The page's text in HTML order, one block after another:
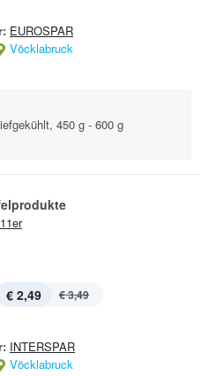
EUROSPAR
Vöcklabruck
450 g - 600 g
11er
€ 2,49 € 3,49
INTERSPAR
Vöcklabruck